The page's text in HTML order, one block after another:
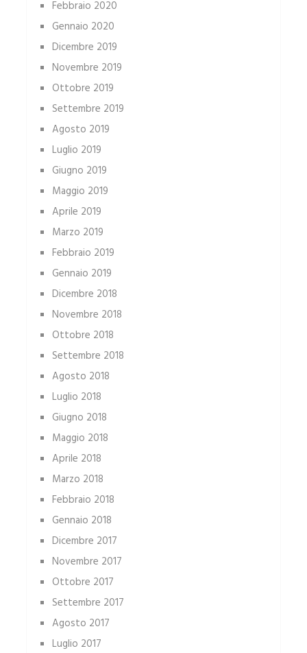
Febbraio 2020
Gennaio 2020
Dicembre 2019
Novembre 2019
Ottobre 2019
Settembre 2019
Agosto 2019
Luglio 2019
Giugno 2019
Maggio 2019
Aprile 2019
Marzo 2019
Febbraio 2019
Gennaio 2019
Dicembre 2018
Novembre 2018
Ottobre 2018
Settembre 2018
Agosto 2018
Luglio 2018
Giugno 2018
Maggio 2018
Aprile 2018
Marzo 2018
Febbraio 2018
Gennaio 2018
Dicembre 2017
Novembre 2017
Ottobre 2017
Settembre 2017
Agosto 2017
Luglio 2017